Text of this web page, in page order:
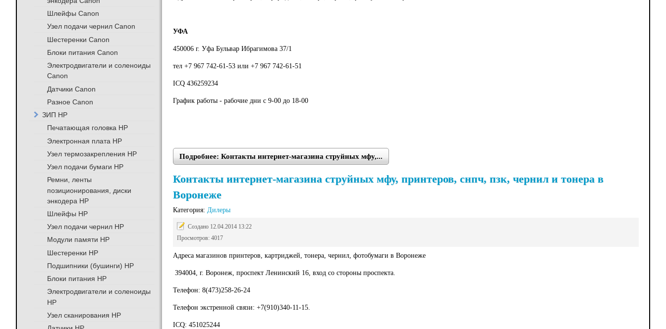
УФА
450006 г. Уфа Бульвар Ибрагимова 37/1
тел +7 967 742-61-53 или +7 967 742-61-51
ICQ 436259234
График работы - рабочие дни с 9-00 до 18-00
Подробнее: Контакты интернет-магазина струйных мфу,...
Контакты интернет-магазина струйных мфу, принтеров, снпч, пзк, чернил и тонера в
Воронеже
Категория: Дилеры
Создано 12.04.2014 13:22
Просмотров: 4017
Адреса магазинов принтеров, картриджей, тонера, чернил, фотобумаги в Воронеже
394004, г. Воронеж, проспект Ленинский 16, вход со стороны проспекта.
Телефон: 8(473)258-26-24
Телефон экстренной связи: +7(910)340-11-15.
ICQ: 451025244
Шлейфы Canon
Узел подачи чернил Canon
Шестеренки Canon
Блоки питания Canon
Электродвигатели и соленоиды
Canon
Датчики Canon
Разное Canon
ЗИП HP
Печатающая головка HP
Электронная плата HP
Узел термозакрепления HP
Узел подачи бумаги HP
Ремни, ленты
позиционирования, диски
энкодера HP
Шлейфы HP
Узел подачи чернил HP
Модули памяти HP
Шестеренки HP
Подшипники (бушинги) HP
Блоки питания HP
Электродвигатели и соленоиды
HP
Узел сканирования HP